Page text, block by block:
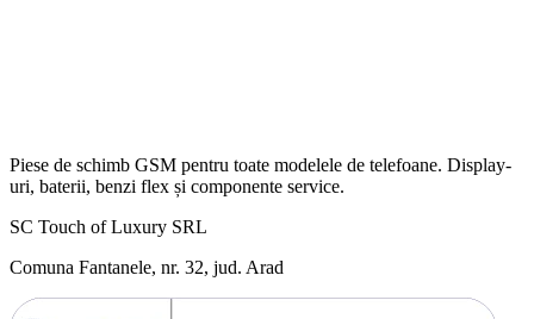
Piese de schimb GSM pentru toate modelele de telefoane. Display-
uri, baterii, benzi flex și componente service.
SC Touch of Luxury SRL
Comuna Fantanele, nr. 32, jud. Arad